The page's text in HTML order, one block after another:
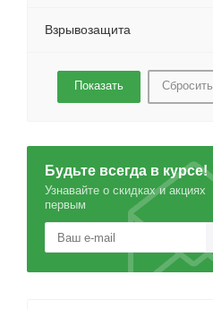
Взрывозащита
Сбросить
Будьте всегда в курсе!
Узнавайте о скидках и акциях
первым